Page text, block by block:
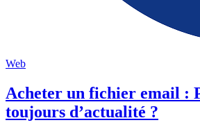
Web
Acheter un fichier email :
toujours d’actualité ?